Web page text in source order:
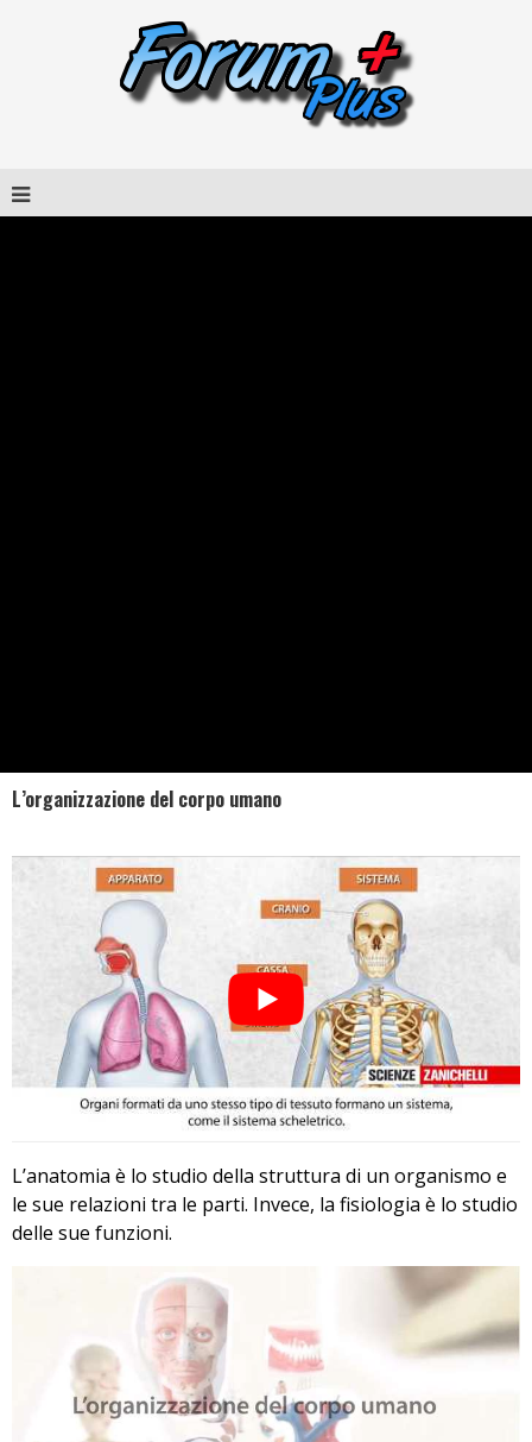
L’organizzazione del corpo umano
L’anatomia è lo studio della struttura di un organismo e
le sue relazioni tra le parti. Invece, la fisiologia è lo studio
delle sue funzioni.